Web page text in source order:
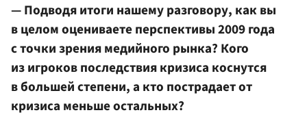
— Подводя итоги нашему разговору, как вы
в целом оцениваете перспективы 2009 года
с точки зрения медийного рынка? Кого
из игроков последствия кризиса коснутся
в большей степени, а кто пострадает от
кризиса меньше остальных?